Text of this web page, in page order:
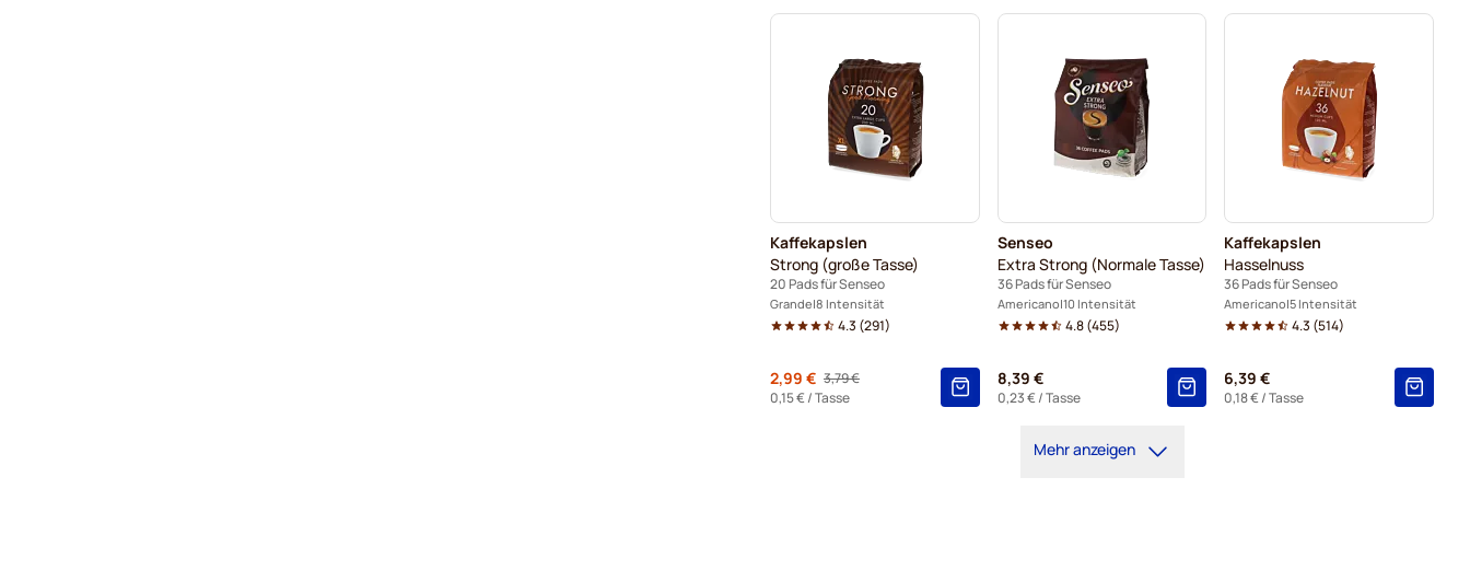
Kaffekapslen
Strong (große Tasse)
20 Pads für Senseo
Grande 8 Intensität
4.3 (291)
Regulärer Preis
3,79 €
Von
2,99 €
0,15 €/ Tasse
Senseo
Extra Strong (Normale Tasse)
36 Pads für Senseo
Americano 10 Intensität
4.8(455)
8,39 €
0,23 €/ Tasse
Kaffekapslen
Hasselnuss
36 Pads für Senseo
Americano 5 Intensität
4.3 (514)
6,39 €
0,18 €/ Tasse
Mehr anzeigen